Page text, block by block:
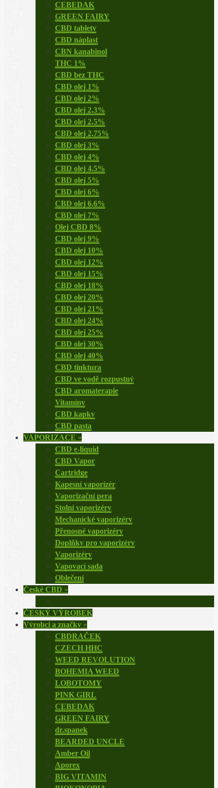
CEBEDAK
GREEN FAIRY
CBD tablety
CBD náplast
CBN kanabinol
THC 1%
CBD bez THC
CBD olej 1%
CBD olej 2%
CBD olej 2,3%
CBD olej 2,5%
CBD olej 2,75%
CBD olej 3%
CBD olej 4%
CBD olej 4,5%
CBD olej 5%
CBD olej 6%
CBD olej 6,6%
CBD olej 7%
Olej CBD 8%
CBD olej 9%
CBD olej 10%
CBD olej 12%
CBD olej 15%
CBD olej 18%
CBD olej 20%
CBD olej 21%
CBD olej 24%
CBD olej 25%
CBD olej 30%
CBD olej 40%
CBD tinktura
CBD ve vodě rozpustný
CBD aromaterapie
Vitamíny
CBD kapky
CBD pasta
VAPORIZACE »
CBD e-liquid
CBD Vapor
Cartridge
Kapesní vaporizér
Vaporizační pera
Stolní vaporizéry
Mechanické vaporizéry
Přenosné vaporizéry
Doplňky pro vaporizéry
Vaporizéry
Vapovací sada
Oblečení
České CBD »
ČESKÝ VÝROBEK
Výrobci a značky »
CBDRAČEK
CZECH HHC
WEED REVOLUTION
BOHEMIA WEED
LOBOTOMY
PINK GIRL
CEBEDAK
GREEN FAIRY
dr.spanek
BEARDED UNCLE
Amber Oil
Aporex
BIG VITAMIN